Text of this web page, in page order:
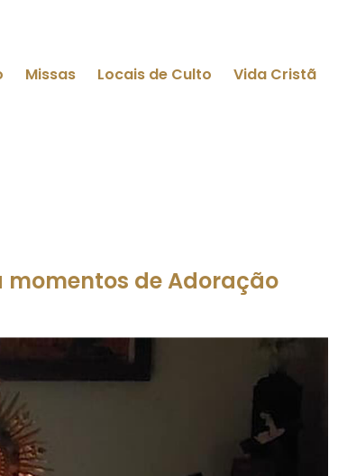
Missas Locais de Culto Vida Cristã
de Adoração